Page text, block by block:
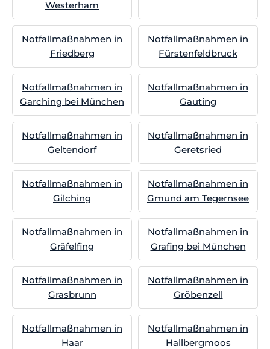
Westerham
Notfallmaßnahmen in
Friedberg
Notfallmaßnahmen in
Fürstenfeldbruck
Notfallmaßnahmen in
Garching bei München
Notfallmaßnahmen in
Gauting
Notfallmaßnahmen in
Geltendorf
Notfallmaßnahmen in
Geretsried
Notfallmaßnahmen in
Gilching
Notfallmaßnahmen in
Gmund am Tegernsee
Notfallmaßnahmen in
Gräfelfing
Notfallmaßnahmen in
Grafing bei München
Notfallmaßnahmen in
Grasbrunn
Notfallmaßnahmen in
Gröbenzell
Notfallmaßnahmen in
Haar
Notfallmaßnahmen in
Hallbergmoos